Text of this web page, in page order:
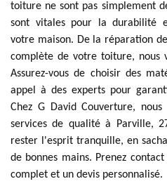
toiture ne sont pas simplement
sont vitales pour la durabilité
votre maison. De la réparation
complète de votre toiture, nous
Assurez-vous de choisir des
appel à des experts pour
Chez G David Couverture,
services de qualité à Parville,
rester l'esprit tranquille, en
de bonnes mains. Prenez
complet et un devis personnalisé.